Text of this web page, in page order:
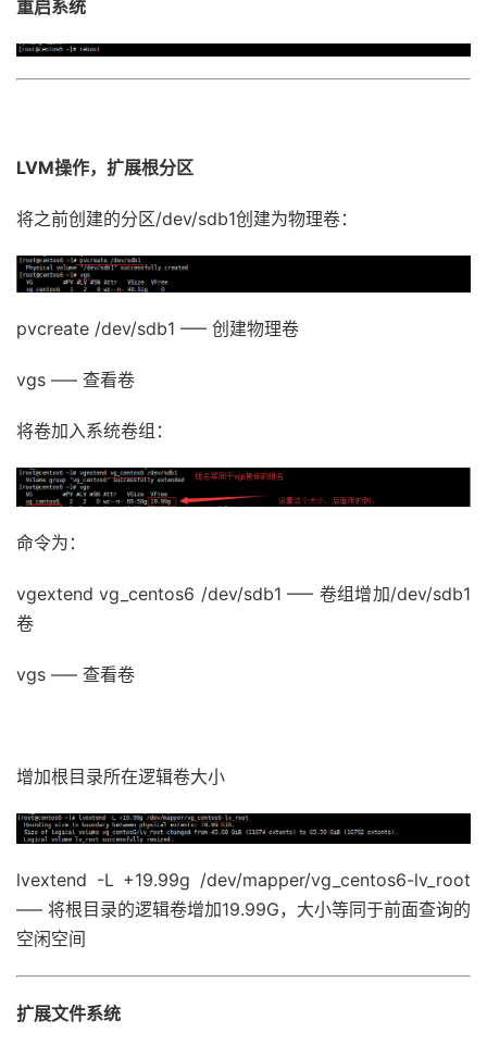
重启系统
LVM操作，扩展根分区
将之前创建的分区/dev/sdb1创建为物理卷：
pvcreate /dev/sdb1 —– 创建物理卷
vgs —– 查看卷
将卷加入系统卷组：
命令为：
vgextend vg_centos6 /dev/sdb1 —– 卷组增加/dev/sdb1
卷
vgs —– 查看卷
增加根目录所在逻辑卷大小
lvextend -L +19.99g /dev/mapper/vg_centos6-lv_root
—– 将根目录的逻辑卷增加19.99G，大小等同于前面查询的
空闲空间
扩展文件系统